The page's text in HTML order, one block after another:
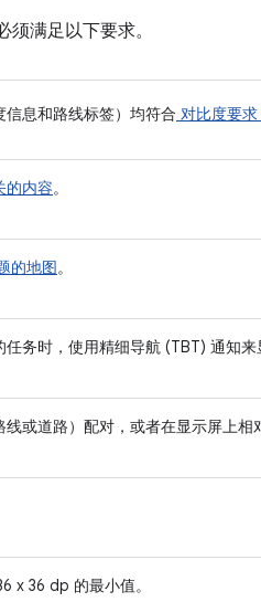
满足以下要求。
息和路线标签）均符合 对比度要求
的内容。
的地图。
务时，使用精细导航 (TBT) 通知
或道路）配对，或者在显示屏上
x 36 dp 的最小值。